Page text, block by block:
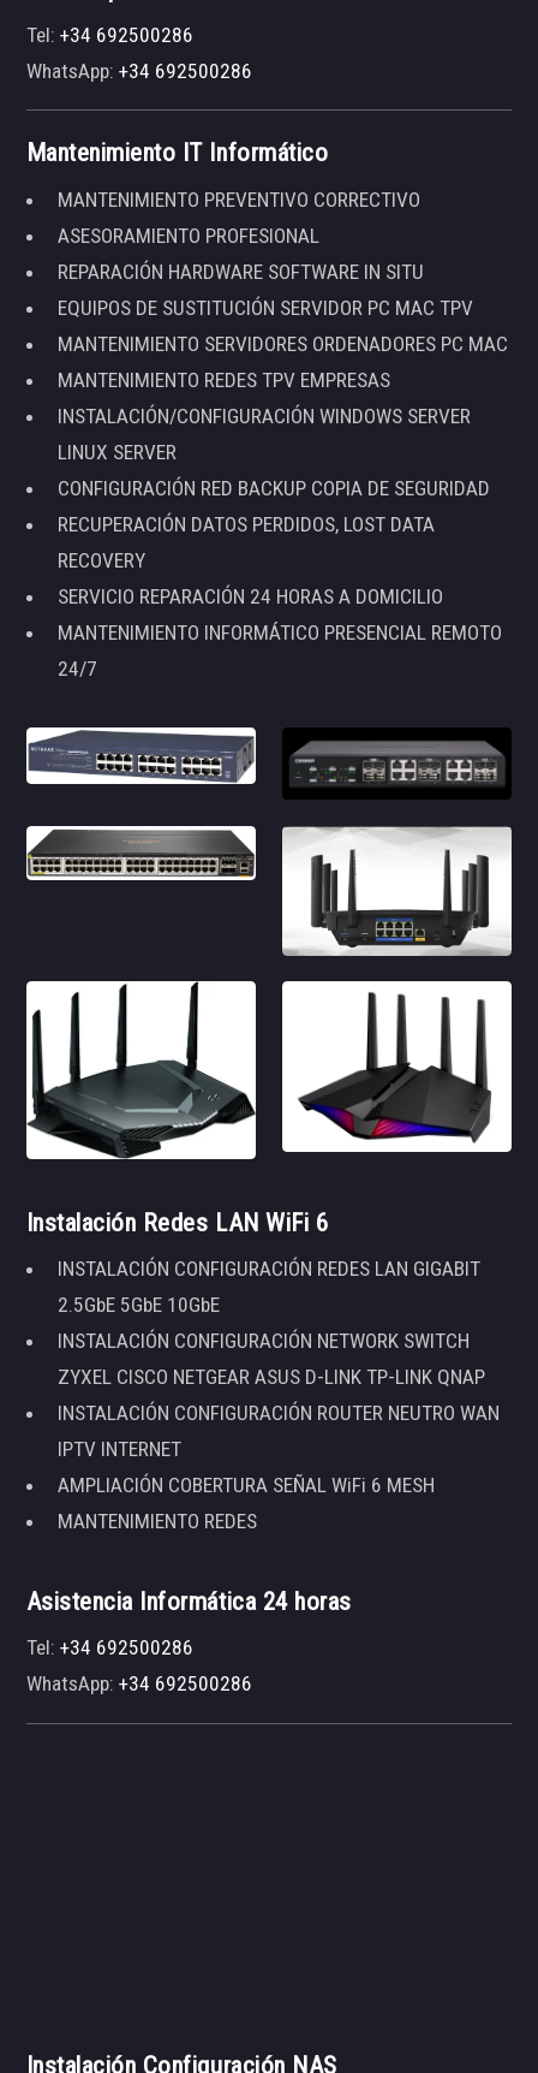
Tel:+34 692500286
WhatsApp:+34 692500286
Mantenimiento IT Informático
MANTENIMIENTO PREVENTIVO CORRECTIVO
ASESORAMIENTO PROFESIONAL
REPARACIÓN HARDWARE SOFTWARE IN SITU
EQUIPOS DE SUSTITUCIÓN SERVIDOR PC MAC TPV
MANTENIMIENTO SERVIDORES ORDENADORES PC MAC
MANTENIMIENTO REDES TPV EMPRESAS
INSTALACIÓN/CONFIGURACIÓN WINDOWS SERVER
LINUX SERVER
CONFIGURACIÓN RED BACKUP COPIA DE SEGURIDAD
RECUPERACIÓN DATOS PERDIDOS, LOST DATA
RECOVERY
SERVICIO REPARACIÓN 24 HORAS A DOMICILIO
MANTENIMIENTO INFORMÁTICO PRESENCIAL REMOTO
24/7
Instalación Redes LAN WiFi 6
INSTALACIÓN CONFIGURACIÓN REDES LAN GIGABIT
2.5GbE 5GbE 10GbE
INSTALACIÓN CONFIGURACIÓN NETWORK SWITCH
ZYXEL CISCO NETGEAR ASUS D-LINK TP-LINK QNAP
INSTALACIÓN CONFIGURACIÓN ROUTER NEUTRO WAN
IPTV INTERNET
AMPLIACIÓN COBERTURA SEÑAL WiFi 6 MESH
MANTENIMIENTO REDES
Asistencia Informática 24 horas
Tel:+34 692500286
WhatsApp:+34 692500286
Instalación Configuración NAS